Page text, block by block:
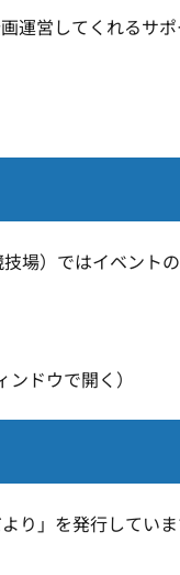
営してくれるサポ
場）ではイベント
ドウで開く）
」を発行していま